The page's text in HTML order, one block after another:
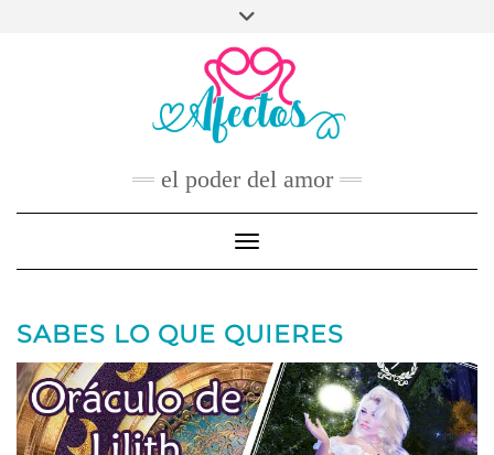
FACEBOOK
TWITTER
INSTAGRAM
PINTEREST
CONTACTO
el poder del amor
Toggle Navigation
SABES LO QUE QUIERES